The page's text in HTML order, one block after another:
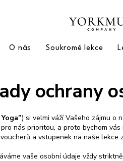
O nás Soukromé lekce
ochrany
) si velmi váží Vašeho zájmu o
nás prioritou, a proto bychom
a vstupenek na naše
vaše osobní údaje vždy